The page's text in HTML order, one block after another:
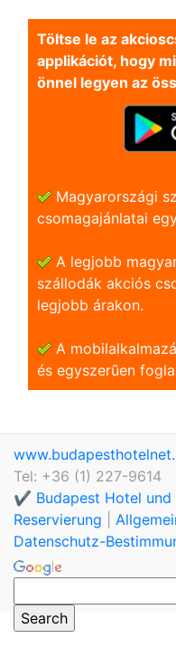
Töltse le az
applikációt, hogy
önnel legyen az
Magyarországi
csomagajánlatai
A legjobb
szállodák akciós
legjobb árakon.
A
és egyszerũen
Tel: +36 (1) 227-9614
✔️ Budapest Hotel und
Reservierung
Datenschutz-